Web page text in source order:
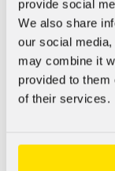
provide social
We also share
our social
may combine it
provided to them
of their services.
siis välttämättä
nuorilla.
Androgeenien
näyttävät olevan
kestosta.
etenkin
muuta kautta kuin